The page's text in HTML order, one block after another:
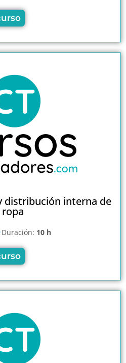
distribución interna de
ropa
Duración: 10 h